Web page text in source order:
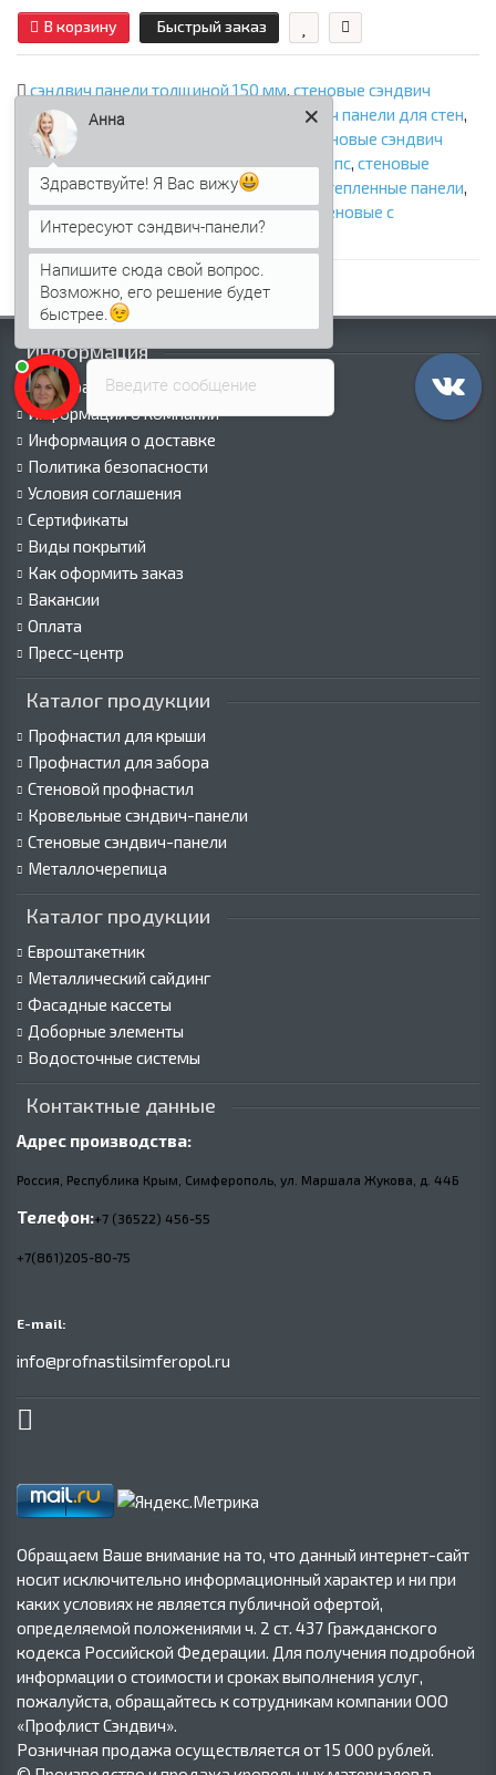
В корзину Быстрый заказ
сэндвич панели толщиной 150 мм, стеновые сэндвич
панели, сэндвич панели стеновые сэндвич панели для стен,
стеновые сэндвич панели с минватой
стеновые сэндвич
панели с ппу,стеновые сэндвич панели с ппс, стеновые
сэндвич панели с пир,стеновые панели утепленные панели,
панели с утеплителем,сэндвич панели стеновые с
наполнителем, фасадные сэндвич панели
Информация
Палитра RAL
Информация о компании
Информация о доставке
Политика безопасности
Условия соглашения
Сертификаты
Виды покрытий
Как оформить заказ
Вакансии
Оплата
Пресс-центр
Каталог продукции
Профнастил для крыши
Профнастил для забора
Стеновой профнастил
Кровельные сэндвич-панели
Стеновые сэндвич-панели
Металлочерепица
Каталог продукции
Евроштакетник
Металлический сайдинг
Фасадные кассеты
Доборные элементы
Водосточные системы
Контактные данные
Адрес производства:
Россия, Республика Крым, Симферополь, ул. Маршала Жукова, д. 44Б
Телефон:+7 (36522) 456-55
+7(861)205-80-75
E-mail:
info@profnastilsimferopol.ru
Обращаем Ваше внимание на то, что данный интернет-сайт
носит исключительно информационный характер и ни при
каких условиях не является публичной офертой,
определяемой положениями ч. 2 ст. 437 Гражданского
кодекса Российской Федерации. Для получения подробной
информации о стоимости и сроках выполнения услуг,
пожалуйста, обращайтесь к сотрудникам компании ООО
«Профлист Сэндвич».
Розничная продажа осуществляется от 15 000 рублей.
Введите сообщение
Анна
Здравствуйте! Я Вас вижу
Интересуют сэндвич-панели?
Напишите сюда свой вопрос.
Возможно, его решение будет
быстрее.